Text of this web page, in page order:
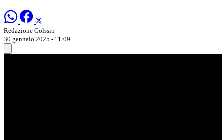
Redazione Golssip
30 gennaio 2025 - 11:09